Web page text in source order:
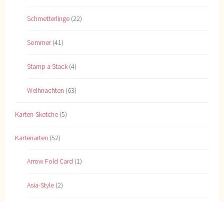
Schmetterlinge (22)
Sommer(41)
Stamp a Stack (4)
Weihnachten (63)
Karten-Sketche (5)
Kartenarten (52)
Arrow Fold Card (1)
Asia-Style (2)